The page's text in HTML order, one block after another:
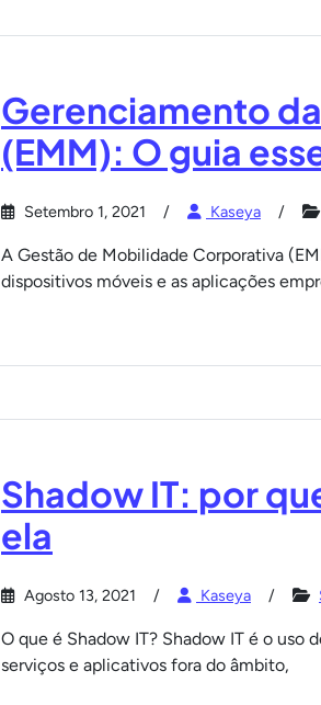
Gerenciamento
(EMM): O guia
Setembro 1, 2021 Kaseya
A Gestão de Mobilidade Corporativa
dispositivos móveis e as aplicações
Shadow IT: por
ela
Agosto 13, 2021 Kaseya
O que é Shadow IT? Shadow IT é o uso
serviços e aplicativos fora do âmbito,